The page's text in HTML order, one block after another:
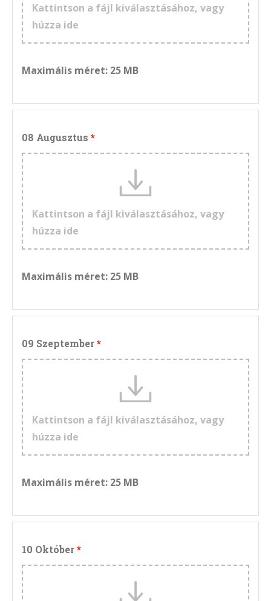
Kattintson a fájl kiválasztásához, vagy
húzza ide
Maximális méret: 25 MB
08 Augusztus
Kattintson a fájl kiválasztásához, vagy
húzza ide
Maximális méret: 25 MB
09 Szeptember
Kattintson a fájl kiválasztásához, vagy
húzza ide
Maximális méret: 25 MB
10 Október